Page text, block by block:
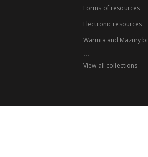
Forms of resources
Electronic resources
Warmia and Mazury
...
View all collections